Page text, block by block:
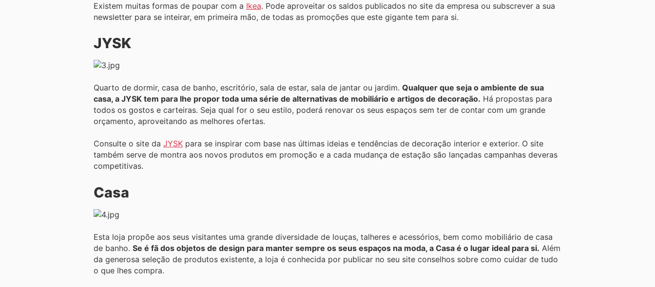
Existem muitas formas de poupar com a Ikea. Pode aproveitar os saldos publicados no site da empresa ou subscrever a sua
newsletter para se inteirar, em primeira mão, de todas as promoções que este gigante tem para si.
JYSK
Quarto de dormir, casa de banho, escritório, sala de estar, sala de jantar ou jardim. Qualquer que seja o ambiente de sua
casa, a JYSK tem para lhe propor toda uma série de alternativas de mobiliário e artigos de decoração. Há propostas para
todos os gostos e carteiras. Seja qual for o seu estilo, poderá renovar os seus espaços sem ter de contar com um grande
orçamento, aproveitando as melhores ofertas.
Consulte o site da JYSK para se inspirar com base nas últimas ideias e tendências de decoração interior e exterior. O site
também serve de montra aos novos produtos em promoção e a cada mudança de estação são lançadas campanhas deveras
competitivas.
Casa
Esta loja propõe aos seus visitantes uma grande diversidade de louças, talheres e acessórios, bem como mobiliário de casa
de banho. Se é fã dos objetos de design para manter sempre os seus espaços na moda, a Casa é o lugar ideal para si. Além
da generosa seleção de produtos existente, a loja é conhecida por publicar no seu site conselhos sobre como cuidar de tudo
o que lhes compra.